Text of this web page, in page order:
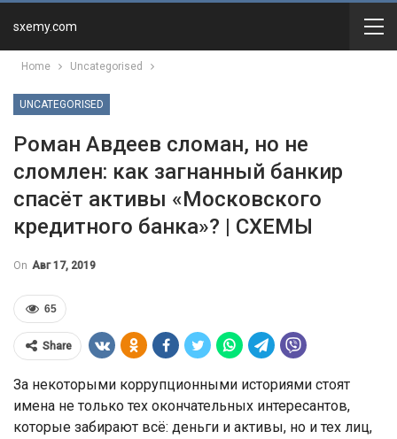
sxemy.com
Home Uncategorised
UNCATEGORISED
Роман Авдеев сломан, но не
сломлен: как загнанный банкир
спасёт активы «Московского
кредитного банка»? | СХЕМЫ
On Авг 17, 2019
65
Share
За некоторыми коррупционными историями стоят
имена не только тех окончательных интересантов,
которые забирают всё: деньги и активы, но и тех лиц,